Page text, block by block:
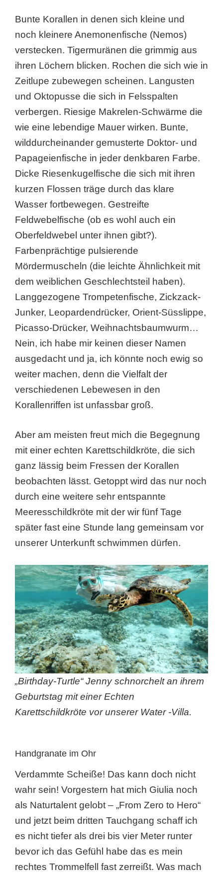
Bunte Korallen in denen sich kleine und
noch kleinere Anemonenfische (Nemos)
verstecken. Tigermuränen die grimmig aus
ihren Löchern blicken. Rochen die sich wie in
Zeitlupe zubewegen scheinen. Langusten
und Oktopusse die sich in Felsspalten
verbergen. Riesige Makrelen-Schwärme die
wie eine lebendige Mauer wirken. Bunte,
wilddurcheinander gemusterte Doktor- und
Papageienfische in jeder denkbaren Farbe.
Dicke Riesenkugelfische die sich mit ihren
kurzen Flossen träge durch das klare
Wasser fortbewegen. Gestreifte
Feldwebelfische (ob es wohl auch ein
Oberfeldwebel unter ihnen gibt?).
Farbenprächtige pulsierende
Mördermuscheln (die leichte Ähnlichkeit mit
dem weiblichen Geschlechtsteil haben).
Langgezogene Trompetenfische, Zickzack-
Junker, Leopardendrücker, Orient-Süsslippe,
Picasso-Drücker, Weihnachtsbaumwurm…
Nein, ich habe mir keinen dieser Namen
ausgedacht und ja, ich könnte noch ewig so
weiter machen, denn die Vielfalt der
verschiedenen Lebewesen in den
Korallenriffen ist unfassbar groß.
Aber am meisten freut mich die Begegnung
mit einer echten Karettschildkröte, die sich
ganz lässig beim Fressen der Korallen
beobachten lässt. Getoppt wird das nur noch
durch eine weitere sehr entspannte
Meeresschildkröte mit der wir fünf Tage
später fast eine Stunde lang gemeinsam vor
unserer Unterkunft schwimmen dürfen.
„Birthday-Turtle“ Jenny schnorchelt an ihrem
Geburtstag mit einer Echten
Karettschildkröte vor unserer Water -Villa.
Handgranate im Ohr
Verdammte Scheiße! Das kann doch nicht
wahr sein! Vorgestern hat mich Giulia noch
als Naturtalent gelobt – „From Zero to Hero“
und jetzt beim dritten Tauchgang schaff ich
es nicht tiefer als drei bis vier Meter runter
bevor ich das Gefühl habe das es mein
rechtes Trommelfell fast zerreißt. Was mach